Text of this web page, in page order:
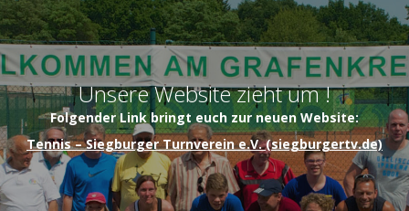
Unsere Website zieht um !
Folgender Link bringt euch zur neuen Website:
Tennis – Siegburger Turnverein e.V. (siegburgertv.de)